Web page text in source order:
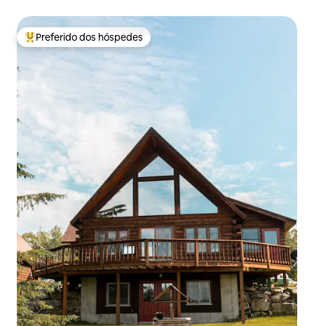
Entre os melhores preferidos dos hóspedes
Preferido dos hóspedes